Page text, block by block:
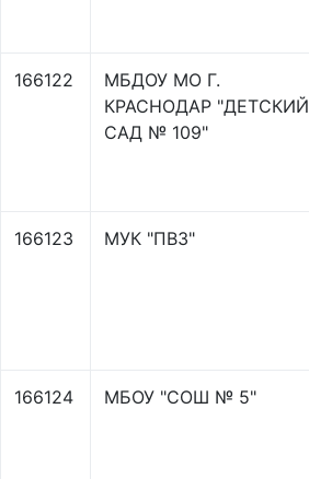
166122
МБДОУ МО Г.
КРАСНОДАР "ДЕТСКИЙ
САД № 109"
166123 МУК "ПВЗ"
166124 МБОУ "СОШ № 5"